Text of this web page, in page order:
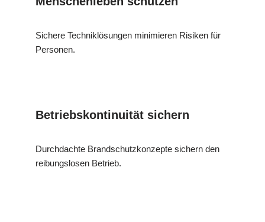
Sichere Techniklösungen minimieren Risiken für
Personen.
Betriebskontinuität sichern
Durchdachte Brandschutzkonzepte sichern den
reibungslosen Betrieb.